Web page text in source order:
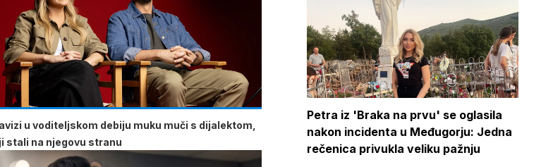
u voditeljskom debiju muku muči s dijalektom,
stali na njegovu stranu
Petra iz 'Braka na prvu' se oglasila
nakon incidenta u Međugorju: Jedna
rečenica privukla veliku pažnju